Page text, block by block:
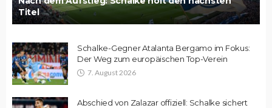
Titel
Schalke-Gegner Atalanta Bergamo im Fokus:
Der Weg zum europäischen Top-Verein
7. August 2026
Abschied von Zalazar offiziell: Schalke sichert